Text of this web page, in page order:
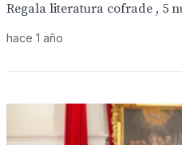
Regala literatura cofrade , 5
hace 1 año